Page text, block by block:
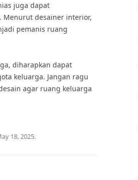
juga dapat
Menurut desainer interior,
pemanis ruang
diharapkan dapat
keluarga. Jangan ragu
agar ruang keluarga
18, 2025.